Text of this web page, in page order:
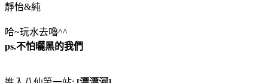
靜怡&純
哈~玩水去嚕^^
ps.不怕曬黑的我們